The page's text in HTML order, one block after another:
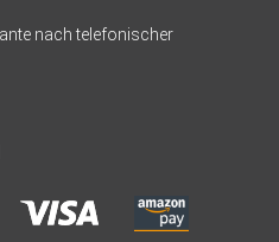
nach telefonischer